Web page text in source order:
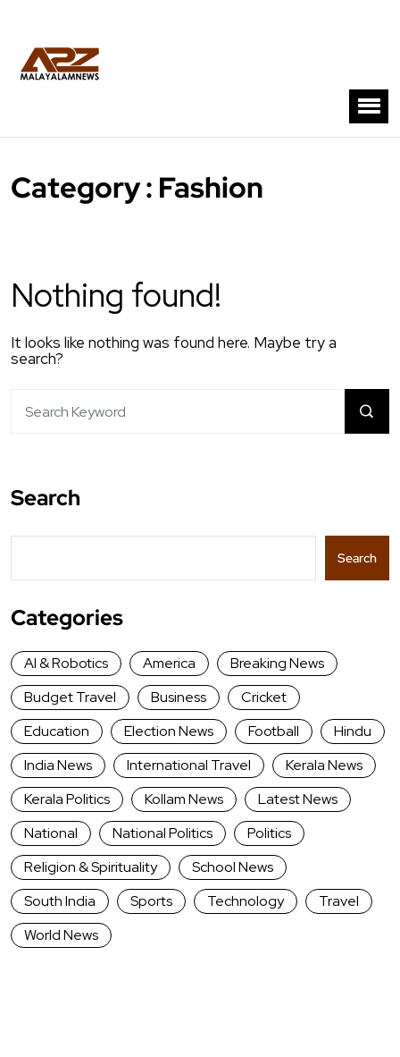
Category : Fashion
Nothing found!
It looks like nothing was found here. Maybe try a
search?
Search
Search
Categories
AI & Robotics America
Breaking News
Budget Travel
Business
Cricket
Education
Election News Football
Hindu
India News
International Travel
Kerala News
Kerala Politics
Kollam News
Latest News
National
National Politics
Politics
Religion & Spirituality
School News
South India
Sports Technology
Travel
World News